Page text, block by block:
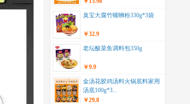
臭宝大腐竹螺蛳粉330g*3袋
￥32.9
老坛酸菜鱼调料包350g
￥9.9
金汤花胶鸡汤料火锅底料家用
汤底100g*3...
￥29.8